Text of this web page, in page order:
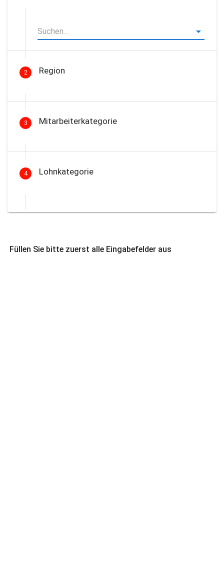
2 Region
3 Mitarbeiterkategorie
4 Lohnkategorie
Füllen Sie bitte zuerst alle Eingabefelder aus